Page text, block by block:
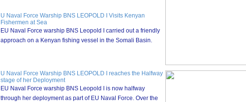
U Naval Force Warship BNS LEOPOLD I Visits Kenyan
Fishermen at Sea
EU Naval Force warship BNS Leopold I carried out a friendly
approach on a Kenyan fishing vessel in the Somali Basin.
U Naval Force Warship BNS LEOPOLD I reaches the Halfway
stage of her Deployment
EU Naval Force warship BNS Leopold I is now halfway
through her deployment as part of EU Naval Force. Over the